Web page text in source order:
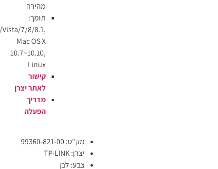
מהירה
תומך:
XP/Vista/7/8/8.1,
Mac OS X
10.7~10.10,
Linux
קישור
לאתר יצרן
מדריך
הפעלה
מק"ט: 99360-821-00
יצרן: TP-LINK
צבע: לבן